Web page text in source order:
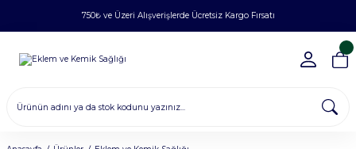
750₺ ve Üzeri Alışverişlerde Ücretsiz Kargo Fırsatı